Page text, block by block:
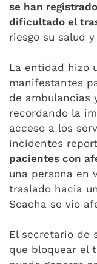
se han
dificultado el
riesgo su salud
La entidad hizo
manifestantes
de ambulancias
recordando la
acceso a los
incidentes
pacientes con
una persona en
traslado hacia
Soacha se vio
El secretario de
que bloquear el